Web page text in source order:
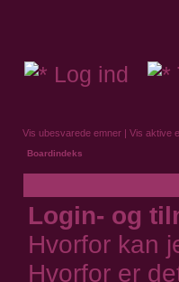
Log ind
Vis ubesvarede emner | Vis aktive
Boardindeks
Login- og
Hvorfor kan
Hvorfor er